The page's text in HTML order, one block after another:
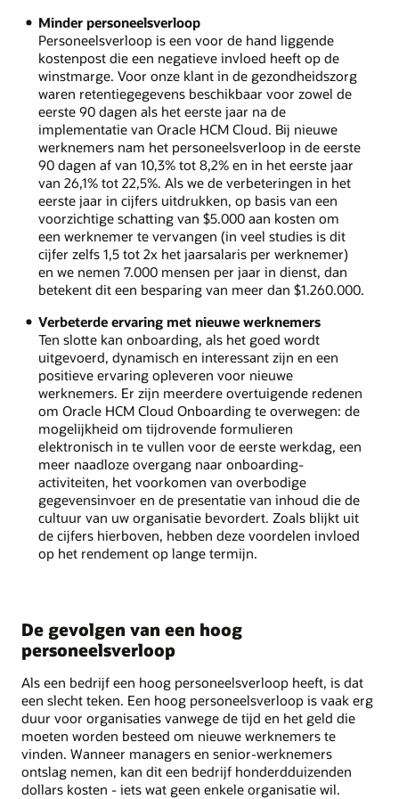
Minder personeelsverloop
Personeelsverloop is een voor de hand liggende
kostenpost die een negatieve invloed heeft op de
winstmarge. Voor onze klant in de gezondheidszorg
waren retentiegegevens beschikbaar voor zowel de
eerste 90 dagen als het eerste jaar na de
implementatie van Oracle HCM Cloud. Bij nieuwe
werknemers nam het personeelsverloop in de eerste
90 dagen af van 10,3% tot 8,2% en in het eerste jaar
van 26,1% tot 22,5%. Als we de verbeteringen in het
eerste jaar in cijfers uitdrukken, op basis van een
voorzichtige schatting van $5.000 aan kosten om
een werknemer te vervangen (in veel studies is dit
cijfer zelfs 1,5 tot 2x het jaarsalaris per werknemer)
en we nemen 7.000 mensen per jaar in dienst, dan
betekent dit een besparing van meer dan $1.260.000.
Verbeterde ervaring met nieuwe werknemers
Ten slotte kan onboarding, als het goed wordt
uitgevoerd, dynamisch en interessant zijn en een
positieve ervaring opleveren voor nieuwe
werknemers. Er zijn meerdere overtuigende redenen
om Oracle HCM Cloud Onboarding te overwegen: de
mogelijkheid om tijdrovende formulieren
elektronisch in te vullen voor de eerste werkdag, een
meer naadloze overgang naar onboarding-
activiteiten, het voorkomen van overbodige
gegevensinvoer en de presentatie van inhoud die de
cultuur van uw organisatie bevordert. Zoals blijkt uit
de cijfers hierboven, hebben deze voordelen invloed
op het rendement op lange termijn.
De gevolgen van een hoog
personeelsverloop
Als een bedrijf een hoog personeelsverloop heeft, is dat
een slecht teken. Een hoog personeelsverloop is vaak erg
duur voor organisaties vanwege de tijd en het geld die
moeten worden besteed om nieuwe werknemers te
vinden. Wanneer managers en senior-werknemers
ontslag nemen, kan dit een bedrijf honderdduizenden
dollars kosten - iets wat geen enkele organisatie wil.